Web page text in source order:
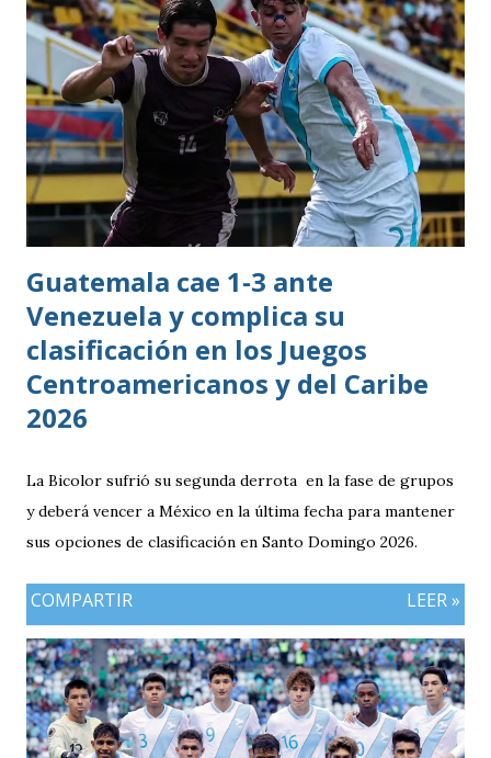
Guatemala cae 1-3 ante
Venezuela y complica su
clasificación en los Juegos
Centroamericanos y del Caribe
2026
La Bicolor sufrió su segunda derrota en la fase de grupos
y deberá vencer a México en la última fecha para mantener
sus opciones de clasificación en Santo Domingo 2026.
COMPARTIR LEER »